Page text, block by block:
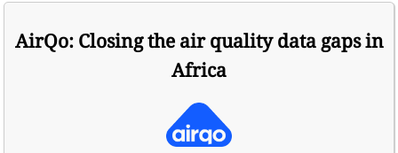
AirQo: Closing the air quality data gaps in
Africa